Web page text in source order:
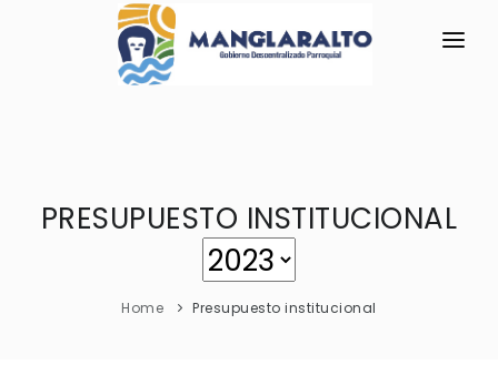
RESEÑA HISTÓRICA
GAD
GESTIÓN Y PRESUPUESTO
PRESUPUESTO INSTITUCIONAL
Home Presupuesto institucional